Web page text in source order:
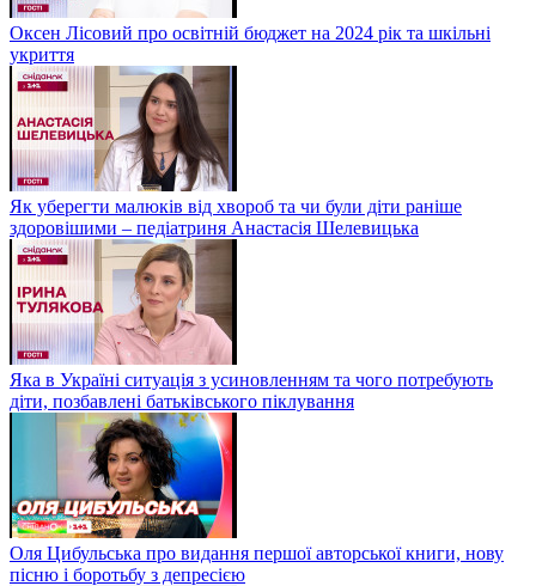
Оксен Лісовий про освітній бюджет на 2024 рік та шкільні
укриття
Як уберегти малюків від хвороб та чи були діти раніше
здоровішими – педіатриня Анастасія Шелевицька
Яка в Україні ситуація з усиновленням та чого потребують
діти, позбавлені батьківського піклування
Оля Цибульська про видання першої авторської книги, нову
пісню і боротьбу з депресією